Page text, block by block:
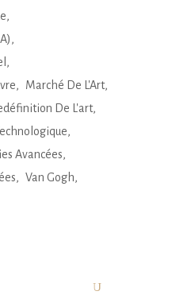
Marché De L'Art
De L'art
Avancées
Van Gogh